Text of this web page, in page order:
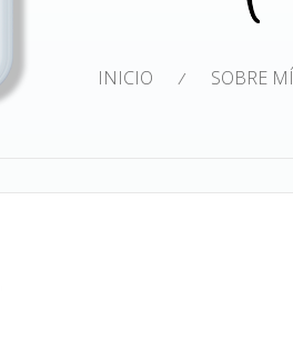
INICIO SOBRE MÍ